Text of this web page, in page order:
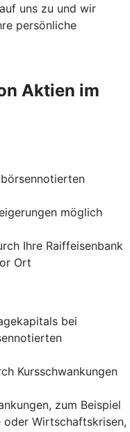
uns zu und wir
persönliche
Aktien im
möglich
Ihre Raiffeisenbank
Ort
bei
Kursschwankungen
zum Beispiel
Wirtschaftskrisen,